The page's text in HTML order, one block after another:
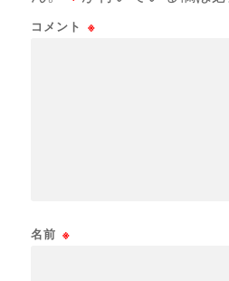
コメント ※
名前 ※